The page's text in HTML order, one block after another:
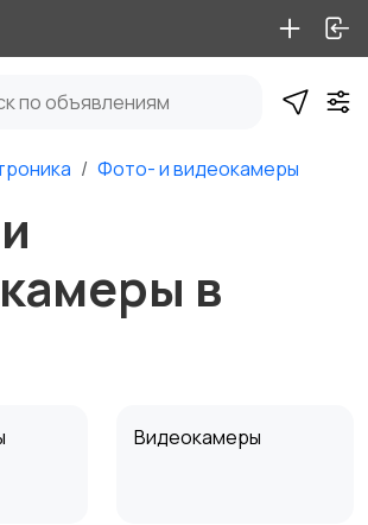
Фото- и видеокамеры
в
Видеокамеры